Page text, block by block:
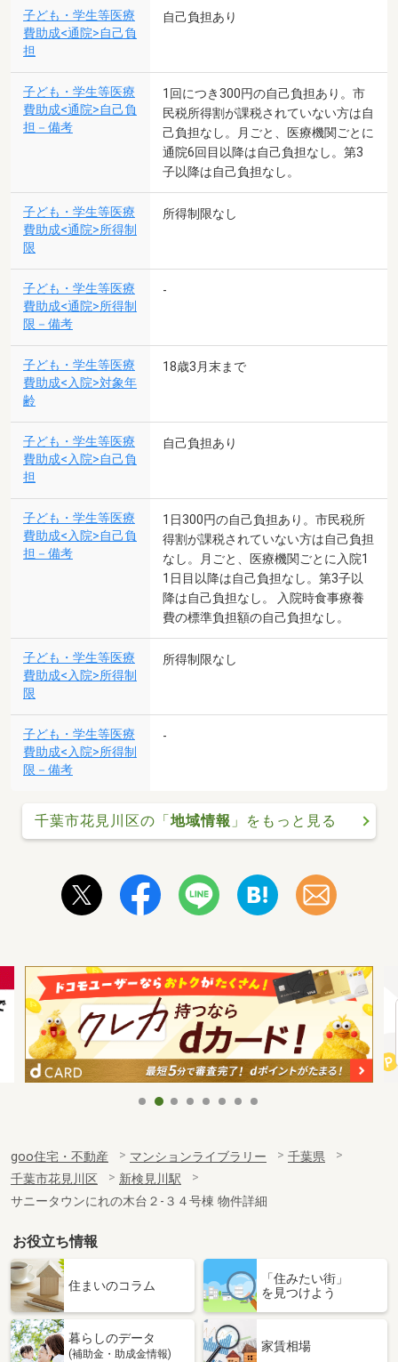
子ども・学生等医療
費助成<通院>自己負
担
自己負担あり
子ども・学生等医療
費助成<通院>自己負
担－備考
1回につき300円の自己負担あり。市
民税所得割が課税されていない方は自
己負担なし。月ごと、医療機関ごとに
通院6回目以降は自己負担なし。第3
子以降は自己負担なし。
子ども・学生等医療
費助成<通院>所得制
限
所得制限なし
子ども・学生等医療
費助成<通院>所得制
限－備考
-
子ども・学生等医療
費助成<入院>対象年
齢
18歳3月末まで
子ども・学生等医療
費助成<入院>自己負
担
自己負担あり
子ども・学生等医療
費助成<入院>自己負
担－備考
1日300円の自己負担あり。市民税所
得割が課税されていない方は自己負担
なし。月ごと、医療機関ごとに入院1
1日目以降は自己負担なし。第3子以
降は自己負担なし。 入院時食事療養
費の標準負担額の自己負担なし。
子ども・学生等医療
費助成<入院>所得制
限
所得制限なし
子ども・学生等医療
費助成<入院>所得制
限－備考
-
千葉市花見川区の「地域情報 」をもっと見る
goo住宅・不動産 マンションライブラリー
千葉県
千葉市花見川区
新検見川駅
サニータウンにれの木台２-３４号棟 物件詳細
お役立ち情報
住まいのコラム
「住みたい街」
を見つけよう
暮らしのデータ
(補助金・助成金情報)
家賃相場